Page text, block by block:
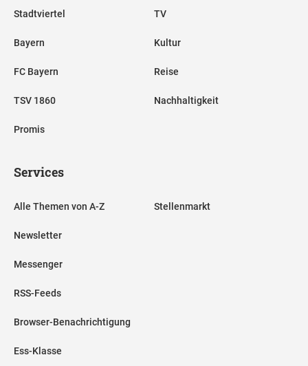
Stadtviertel
Bayern
FC Bayern
TSV 1860
Promis
TV
Kultur
Reise
Nachhaltigkeit
Services
Alle Themen von A-Z
Newsletter
Messenger
RSS-Feeds
Browser-Benachrichtigung
Ess-Klasse
Stellenmarkt